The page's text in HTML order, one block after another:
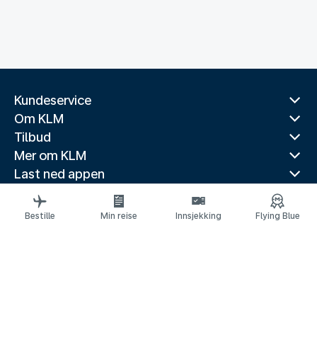
Kundeservice
Om KLM
Tilbud
Mer om KLM
Last ned appen
Relaterte nettsider
Reiseguider
Bestille Min reise Innsjekking Flying Blue